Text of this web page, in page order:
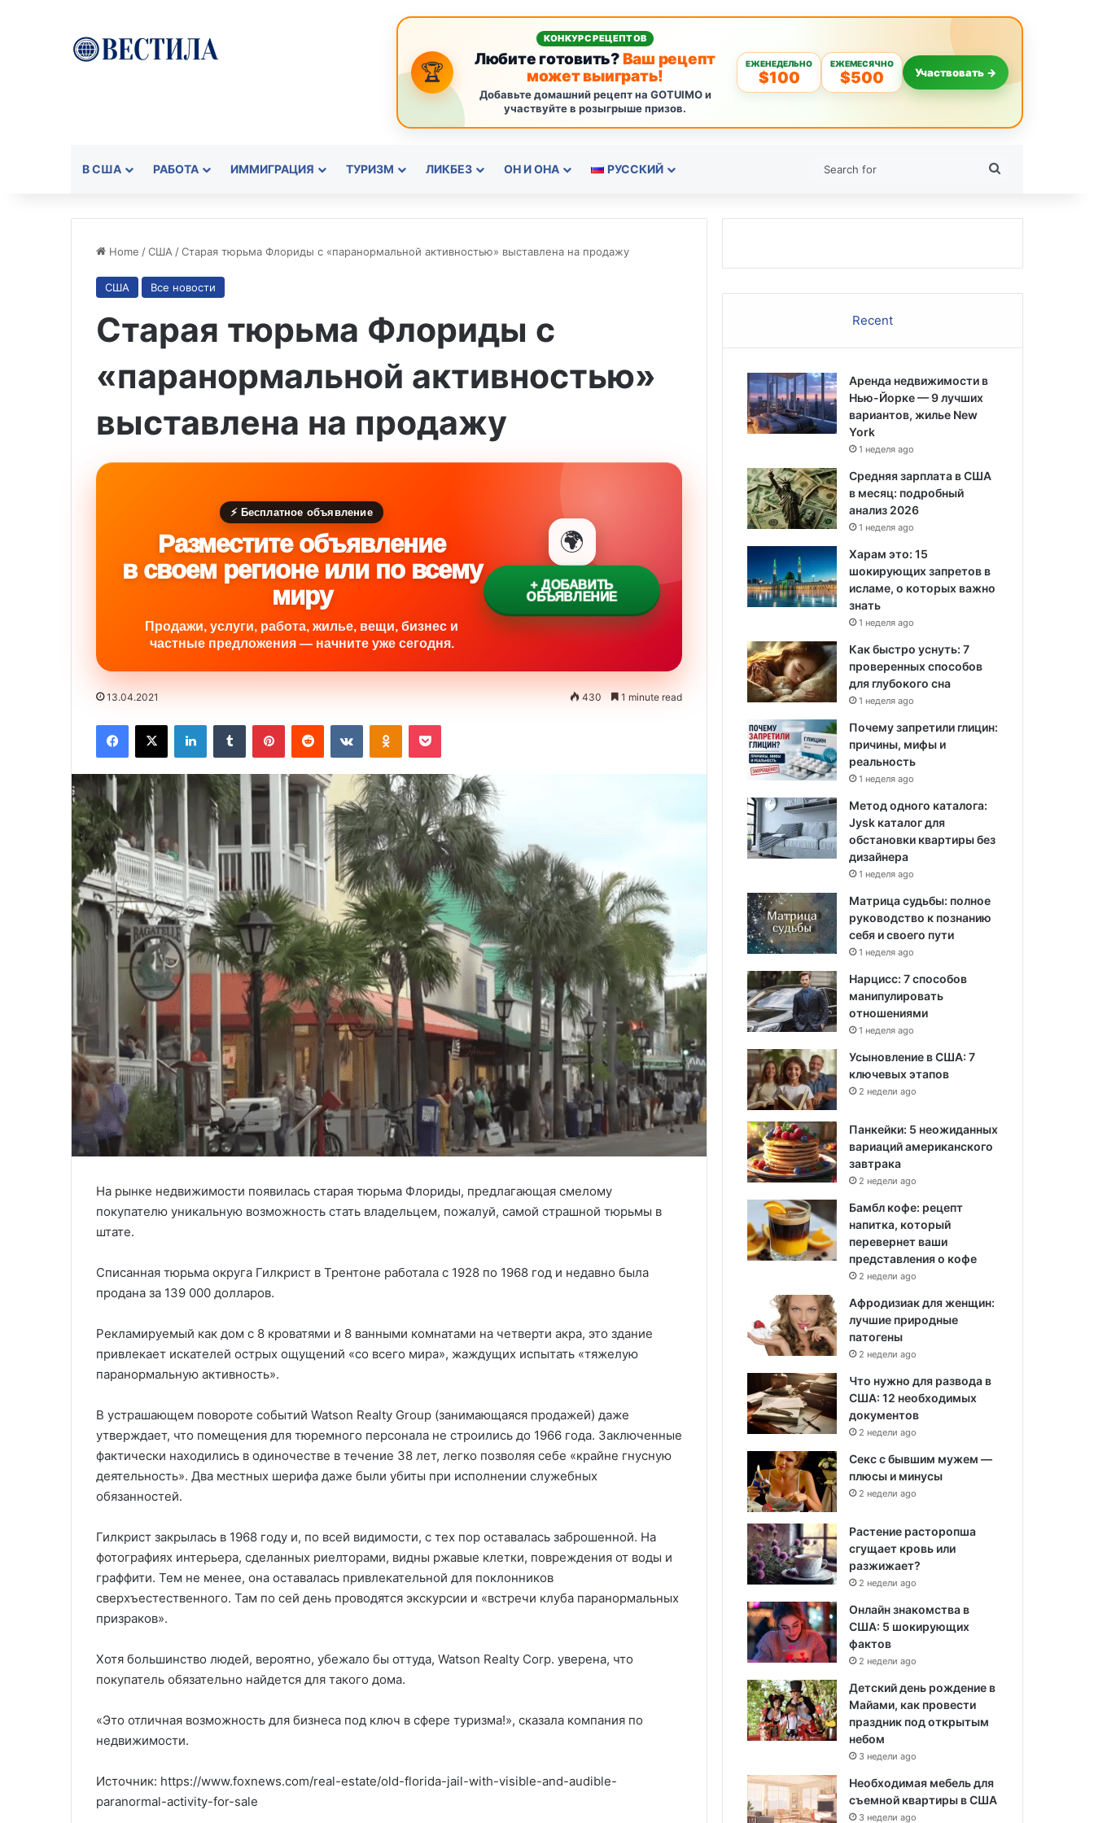
🏆
КОНКУРС РЕЦЕПТОВ
Любите готовить?Ваш рецепт
может выиграть!
Добавьте домашний рецепт на GOTUIMO и
участвуйте в розыгрыше призов.
ЕЖЕНЕДЕЛЬНО
$100
ЕЖЕМЕСЯЧНО
$500 Участвовать →
В США РАБОТА ИММИГРАЦИЯ ТУРИЗМ ЛИКБЕЗ ОН И ОНА РУССКИЙ
Home /США /Старая тюрьма Флориды с «паранормальной активностью» выставлена на продажу
США Все новости
Старая тюрьма Флориды с
«паранормальной активностью»
выставлена на продажу
⚡ Бесплатное объявление
Разместите объявление
в своем регионе или по всему
миру
Продажи, услуги, работа, жилье, вещи, бизнес и
частные предложения — начните уже сегодня.
🌍
+ ДОБАВИТЬ
ОБЪЯВЛЕНИЕ
13.04.2021 430 1 minute read
На рынке недвижимости появилась старая тюрьма Флориды, предлагающая смелому
покупателю уникальную возможность стать владельцем, пожалуй, самой страшной тюрьмы в
штате.
Списанная тюрьма округа Гилкрист в Трентоне работала с 1928 по 1968 год и недавно была
продана за 139 000 долларов.
Рекламируемый как дом с 8 кроватями и 8 ванными комнатами на четверти акра, это здание
привлекает искателей острых ощущений «со всего мира», жаждущих испытать «тяжелую
паранормальную активность».
В устрашающем повороте событий Watson Realty Group (занимающаяся продажей) даже
утверждает, что помещения для тюремного персонала не строились до 1966 года. Заключенные
фактически находились в одиночестве в течение 38 лет, легко позволяя себе «крайне гнусную
деятельность». Два местных шерифа даже были убиты при исполнении служебных
обязанностей.
Гилкрист закрылась в 1968 году и, по всей видимости, с тех пор оставалась заброшенной. На
фотографиях интерьера, сделанных риелторами, видны ржавые клетки, повреждения от воды и
граффити. Тем не менее, она оставалась привлекательной для поклонников
сверхъестественного. Там по сей день проводятся экскурсии и «встречи клуба паранормальных
призраков».
Хотя большинство людей, вероятно, убежало бы оттуда, Watson Realty Corp. уверена, что
покупатель обязательно найдется для такого дома.
«Это отличная возможность для бизнеса под ключ в сфере туризма!», сказала компания по
недвижимости.
Источник: https://www.foxnews.com/real-estate/old-florida-jail-with-visible-and-audible-
paranormal-activity-for-sale
Recent
Аренда недвижимости в
Нью-Йорке — 9 лучших
вариантов, жилье New
York
1 неделя ago
Средняя зарплата в США
в месяц: подробный
анализ 2026
1 неделя ago
Харам это: 15
шокирующих запретов в
исламе, о которых важно
знать
1 неделя ago
Как быстро уснуть: 7
проверенных способов
для глубокого сна
1 неделя ago
Почему запретили глицин:
причины, мифы и
реальность
1 неделя ago
Метод одного каталога:
Jysk каталог для
обстановки квартиры без
дизайнера
1 неделя ago
Матрица судьбы: полное
руководство к познанию
себя и своего пути
1 неделя ago
Нарцисс: 7 способов
манипулировать
отношениями
1 неделя ago
Усыновление в США: 7
ключевых этапов
2 недели ago
Панкейки: 5 неожиданных
вариаций американского
завтрака
2 недели ago
Бамбл кофе: рецепт
напитка, который
перевернет ваши
представления о кофе
2 недели ago
Афродизиак для женщин:
лучшие природные
патогены
2 недели ago
Что нужно для развода в
США: 12 необходимых
документов
2 недели ago
Секс с бывшим мужем —
плюсы и минусы
2 недели ago
Растение расторопша
сгущает кровь или
разжижает?
2 недели ago
Онлайн знакомства в
США: 5 шокирующих
фактов
2 недели ago
Детский день рождение в
Майами, как провести
праздник под открытым
небом
3 недели ago
Необходимая мебель для
съемной квартиры в США
3 недели ago